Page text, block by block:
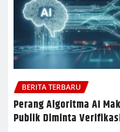
BERITA TERBARU
Perang Algoritma AI
Publik Diminta